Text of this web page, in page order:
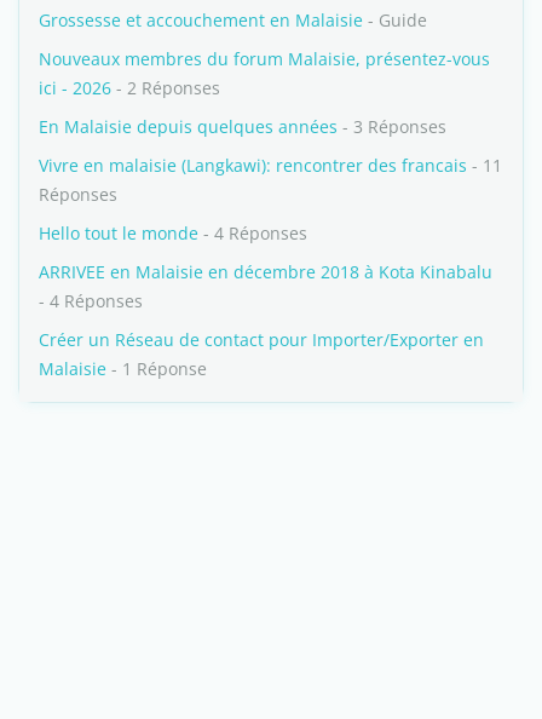
Grossesse et accouchement en Malaisie - Guide
Nouveaux membres du forum Malaisie, présentez-vous
ici - 2026 - 2 Réponses
En Malaisie depuis quelques années - 3 Réponses
Vivre en malaisie (Langkawi): rencontrer des francais - 11
Réponses
Hello tout le monde - 4 Réponses
ARRIVEE en Malaisie en décembre 2018 à Kota Kinabalu
- 4 Réponses
Créer un Réseau de contact pour Importer/Exporter en
Malaisie - 1 Réponse